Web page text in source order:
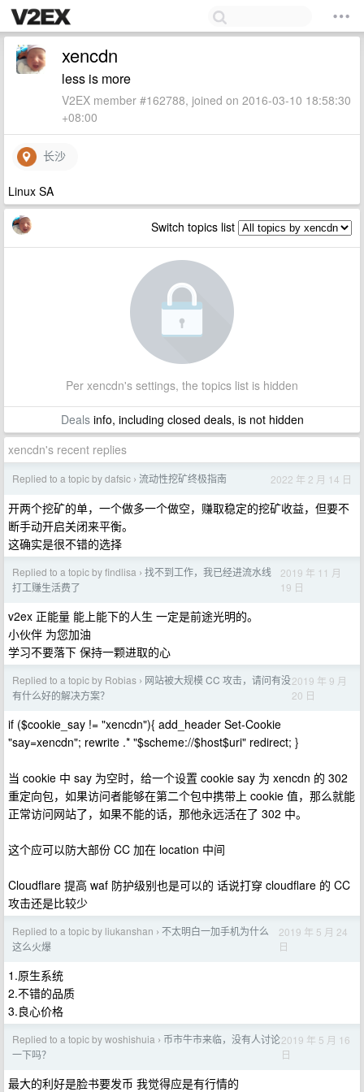
xencdn
less is more
V2EX member #162788, joined on 2016-03-10 18:58:30
+08:00
长沙
Linux SA
Switch topics list
Per xencdn's settings, the topics list is hidden
Dealsinfo, including closed deals, is not hidden
xencdn's recent replies
Replied to a topic by dafsic › 流动性挖矿终极指南 2022 年 2 月 14 日
开两个挖矿的单，一个做多一个做空，赚取稳定的挖矿收益，但要不
断手动开启关闭来平衡。
这确实是很不错的选择
Replied to a topic by findlisa › 找不到工作，我已经进流水线
打工赚生活费了
2019 年 11 月
19 日
v2ex 正能量 能上能下的人生 一定是前途光明的。
小伙伴 为您加油
学习不要落下 保持一颗进取的心
Replied to a topic by Robias › 网站被大规模 CC 攻击，请问有没
有什么好的解决方案？
2019 年 9 月
20 日
if ($cookie_say != "xencdn"){ add_header Set-Cookie
"say=xencdn"; rewrite .* "$scheme://$host$uri" redirect; }
当 cookie 中 say 为空时，给一个设置 cookie say 为 xencdn 的 302
重定向包，如果访问者能够在第二个包中携带上 cookie 值，那么就能
正常访问网站了，如果不能的话，那他永远活在了 302 中。
这个应可以防大部份 CC 加在 location 中间
Cloudflare 提高 waf 防护级别也是可以的 话说打穿 cloudflare 的 CC
攻击还是比较少
Replied to a topic by liukanshan › 不太明白一加手机为什么
这么火爆
2019 年 5 月 24
日
1.原生系统
2.不错的品质
3.良心价格
Replied to a topic by woshishuia › 币市牛市来临，没有人讨论
一下吗？
2019 年 5 月 16
日
最大的利好是脸书要发币 我觉得应是有行情的